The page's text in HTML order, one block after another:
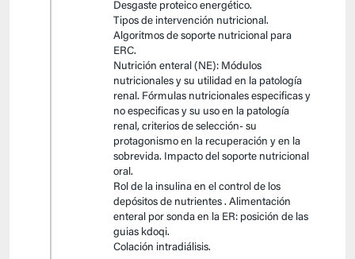
Desgaste proteico energético.
Tipos de intervención nutricional.
Algoritmos de soporte nutricional para
ERC.
Nutrición enteral (NE): Módulos
nutricionales y su utilidad en la patología
renal. Fórmulas nutricionales especificas y
no especificas y su uso en la patología
renal, criterios de selección- su
protagonismo en la recuperación y en la
sobrevida. Impacto del soporte nutricional
oral.
Rol de la insulina en el control de los
depósitos de nutrientes . Alimentación
enteral por sonda en la ER: posición de las
guias kdoqi.
Colación intradiálisis.